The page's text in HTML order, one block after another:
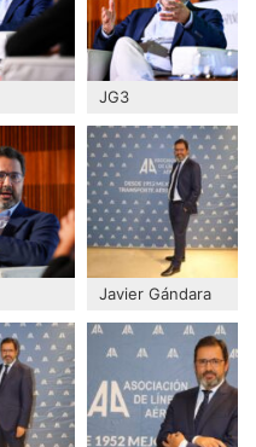
JG3
Javier Gándara